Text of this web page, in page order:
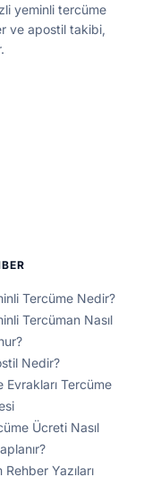
yeminli tercüme
ve apostil takibi,
Tercüme Nedir?
Tercüman Nasıl
Nedir?
Evrakları Tercüme
Ücreti Nasıl
Rehber Yazıları